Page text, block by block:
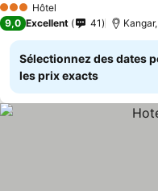
3 ÉtoilesHôtel
9,0 Excellent 41
Sélectionnez des dates
les prix exacts